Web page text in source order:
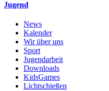
Jugend
News
Kalender
Wir über uns
Sport
Jugendarbeit
Downloads
KidsGames
Lichtschießen